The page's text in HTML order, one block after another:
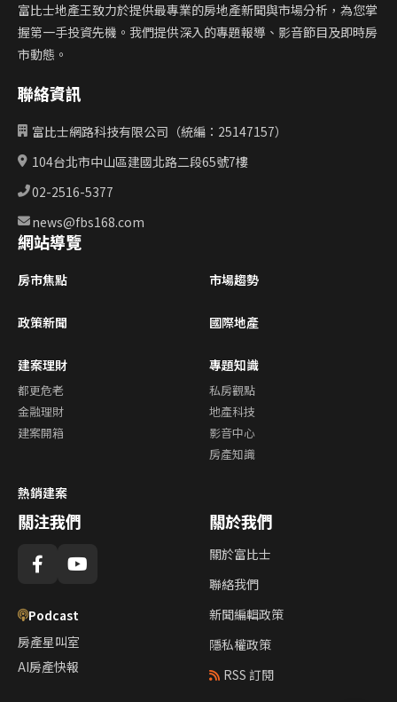
富比士地產王致力於提供最專業的房地產新聞與市場分析，為您掌
握第一手投資先機。我們提供深入的專題報導、影音節目及即時房
市動態。
聯絡資訊
富比士網路科技有限公司（統編：25147157）
104台北市中山區建國北路二段65號7樓
02-2516-5377
news@fbs168.com
網站導覽
房市焦點 市場趨勢
政策新聞 國際地產
建案理財
都更危老
金融理財
建案開箱
專題知識
私房觀點
地產科技
影音中心
房產知識
熱銷建案
關注我們
Podcast
房產星叫室
AI房產快報
關於我們
關於富比士
聯絡我們
新聞編輯政策
隱私權政策
RSS 訂閱